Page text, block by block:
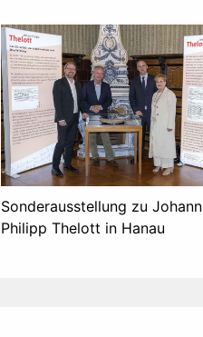
Sonderausstellung zu Johann
Philipp Thelott in Hanau